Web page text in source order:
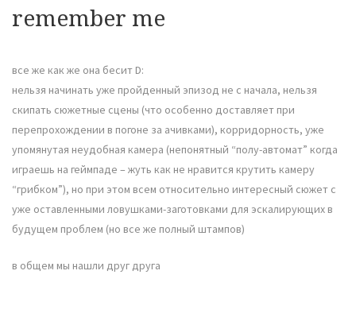
remember me
все же как же она бесит D:
нельзя начинать уже пройденный эпизод не с начала, нельзя
скипать сюжетные сцены (что особенно доставляет при
перепрохождении в погоне за ачивками), корридорность, уже
упомянутая неудобная камера (непонятный “полу-автомат” когда
играешь на геймпаде – жуть как не нравится крутить камеру
“грибком”), но при этом всем относительно интересный сюжет с
уже оставленными ловушками-заготовками для эскалирующих в
будущем проблем (но все же полный штампов)
в общем мы нашли друг друга